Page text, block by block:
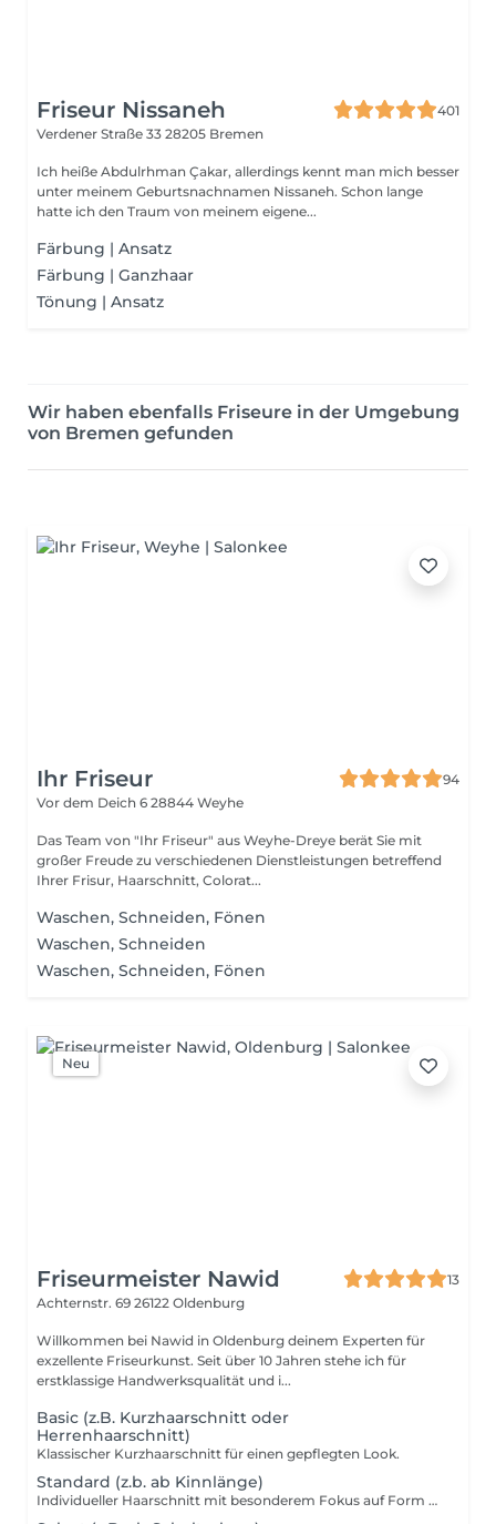
Friseur Nissaneh
401
Verdener Straße 33 28205 Bremen
Ich heiße Abdulrhman Çakar, allerdings kennt man mich besser
unter meinem Geburtsnachnamen Nissaneh. Schon lange
hatte ich den Traum von meinem eigene...
Färbung | Ansatz
Färbung | Ganzhaar
Tönung | Ansatz
Wir haben ebenfalls Friseure in der Umgebung
von Bremen gefunden
Ihr Friseur
94
Vor dem Deich 6 28844 Weyhe
Das Team von "Ihr Friseur" aus Weyhe-Dreye berät Sie mit
großer Freude zu verschiedenen Dienstleistungen betreffend
Ihrer Frisur, Haarschnitt, Colorat...
Waschen, Schneiden, Fönen
Waschen, Schneiden
Waschen, Schneiden, Fönen
Neu
Friseurmeister Nawid
13
Achternstr. 69 26122 Oldenburg
Willkommen bei Nawid in Oldenburg deinem Experten für
exzellente Friseurkunst. Seit über 10 Jahren stehe ich für
erstklassige Handwerksqualität und i...
Basic (z.B. Kurzhaarschnitt oder
Herrenhaarschnitt)
Klassischer Kurzhaarschnitt für einen gepflegten Look.
Standard (z.b. ab Kinnlänge)
Individueller Haarschnitt mit besonderem Fokus auf Form und Finish.